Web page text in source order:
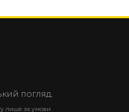
погляд.
лише за умови